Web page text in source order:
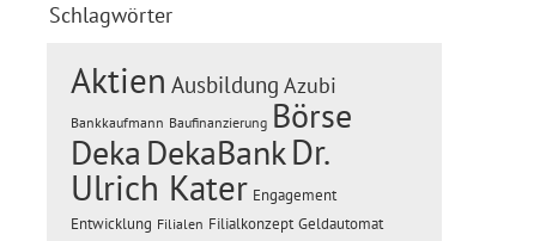
Schlagwörter
Aktien Ausbildung Azubi
Bankkaufmann Baufinanzierung Börse
Deka DekaBankDr.
Ulrich Kater Engagement
Entwicklung Filialen Filialkonzept Geldautomat